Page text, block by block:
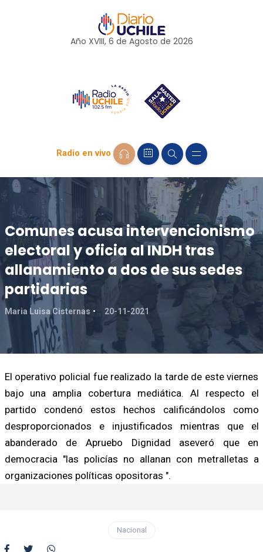
Año XVIII, 6 de Agosto de 2026
Radio en vivo
Comunes acusa intervencionismo
electoral y oficia al INDH tras
allanamiento a dos de sus sedes
partidarias
Maria Luisa Cisternas 20-11-2021
El operativo policial fue realizado la tarde de este viernes
bajo una amplia cobertura mediática. Al respecto el
partido condenó estos hechos calificándolos como
desproporcionados e injustificados mientras que el
abanderado de Apruebo Dignidad aseveró que en
democracia "las policías no allanan con metralletas a
organizaciones políticas opositoras ".
Nacional